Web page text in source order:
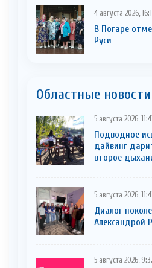
4 августа 2026,
В Погаре
Руси
Областные новости
5 августа 2026,
Подводное
дайвинг
второе
5 августа 2026,
Диалог
Александрой
5 августа 2026,